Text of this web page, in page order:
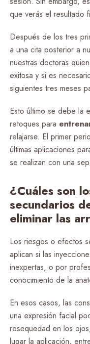
que verás el resultado
Después de los tres
a una cita posterior a
nuestras doctoras
exitosa y si es
siguientes tres meses
Esto último se debe la
retoques para
relajarse. El primer
últimas aplicaciones
se realizan con una
¿Cuáles son
secundarios
eliminar las
Los riesgos o efectos
aplican si las
inexpertas, o por
conocimiento de la
En esos casos, las
una expresión facial
resequedad en los
lugar la aplicación,